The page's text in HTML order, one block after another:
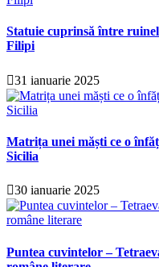
Statuie cuprinsă între
Filipi
31 ianuarie 2025
Matrița unei măști ce o
Sicilia
30 ianuarie 2025
Puntea cuvintelor –